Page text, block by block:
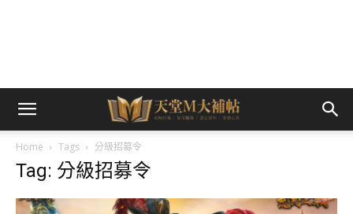
Home Tags 分級招募令
Tag: 分級招募令